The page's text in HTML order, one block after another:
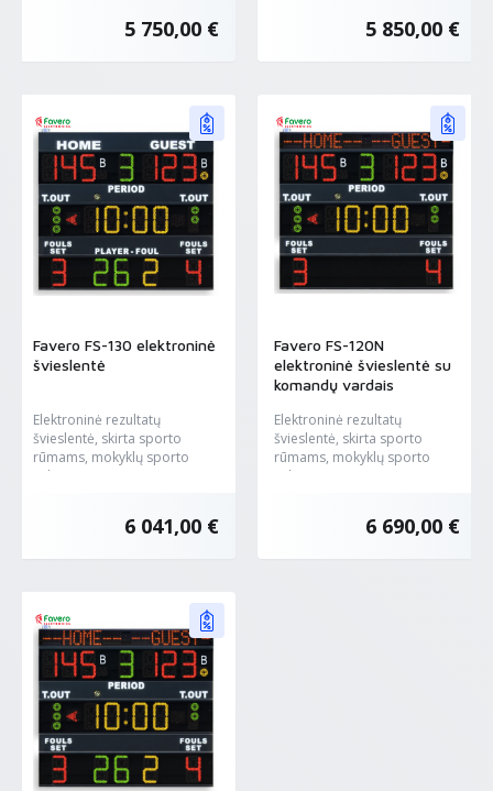
5 750,00 € 5 850,00 €
Favero FS-130 elektroninė
švieslentė
Elektroninė rezultatų
švieslentė, skirta sporto
rūmams, mokyklų sporto
salėms, ar...
6 041,00 €
Favero FS-120N
elektroninė švieslentė su
komandų vardais
Elektroninė rezultatų
švieslentė, skirta sporto
rūmams, mokyklų sporto
salėms, ar...
6 690,00 €